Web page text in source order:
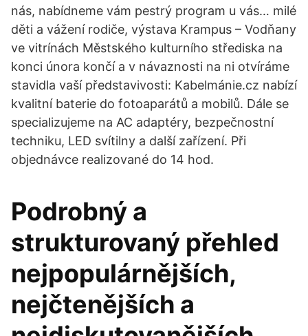
nás, nabídneme vám pestrý program u vás… milé
děti a vážení rodiče, výstava Krampus – Vodňany
ve vitrínách Městského kulturního střediska na
konci února končí a v návaznosti na ni otvíráme
stavidla vaší představivosti: Kabelmánie.cz nabízí
kvalitní baterie do fotoaparátů a mobilů. Dále se
specializujeme na AC adaptéry, bezpečnostní
techniku, LED svítilny a další zařízení. Při
objednávce realizované do 14 hod.
Podrobný a
strukturovaný přehled
nejpopulárnějších,
nejčtenějších a